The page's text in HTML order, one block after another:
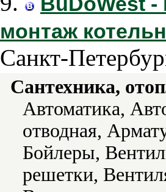
монтаж
Санкт-
Сантехника,
Автоматика,
отводная,
Бойлеры,
решетки,